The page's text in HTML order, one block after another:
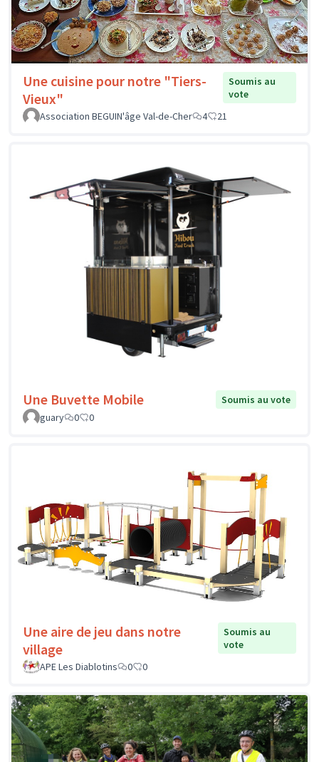
Une cuisine pour notre "Tiers-
Vieux"
Soumis au
vote
Association BEGUIN'âge Val-de-Cher
4 21
Une Buvette Mobile
Soumis au vote
guary
0 0
Une aire de jeu dans notre
village
Soumis au
vote
APE Les Diablotins
0 0